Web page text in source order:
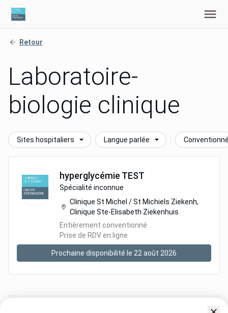
Retour
Laboratoire-
biologie clinique
Sites hospitaliers Langue parlée
hyperglycémieTEST
Spécialité inconnue
Clinique St Michel / St Michiels Ziekenh,
Clinique Ste-Elisabeth Ziekenhuis
Entièrement conventionné
Prise de RDV en ligne
Prochaine disponibilité le 22 août 2026